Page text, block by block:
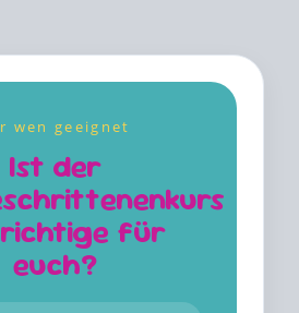
wen geeignet
Ist der
für
euch?